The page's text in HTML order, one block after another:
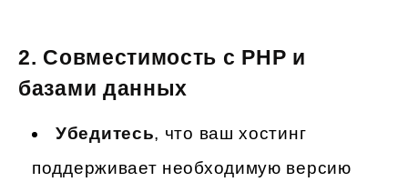
2. Совместимость с PHP и
базами данных
Убедитесь, что ваш хостинг
поддерживает необходимую версию